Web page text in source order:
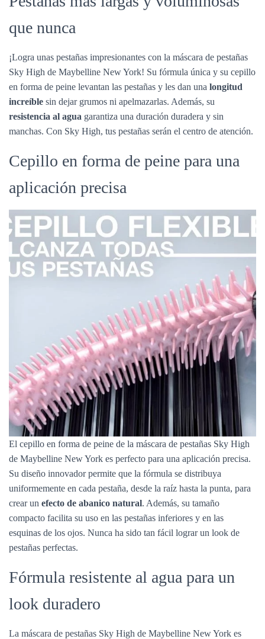
que nunca
¡Logra unas pestañas impresionantes con la máscara de pestañas
Sky High de Maybelline New York! Su fórmula única y su cepillo
en forma de peine levantan las pestañas y les dan una longitud
increíble sin dejar grumos ni apelmazarlas. Además, su
resistencia al agua garantiza una duración duradera y sin
manchas. Con Sky High, tus pestañas serán el centro de atención.
Cepillo en forma de peine para una
aplicación precisa
El cepillo en forma de peine de la máscara de pestañas Sky High
de Maybelline New York es perfecto para una aplicación precisa.
Su diseño innovador permite que la fórmula se distribuya
uniformemente en cada pestaña, desde la raíz hasta la punta, para
crear un efecto de abanico natural. Además, su tamaño
compacto facilita su uso en las pestañas inferiores y en las
esquinas de los ojos. Nunca ha sido tan fácil lograr un look de
pestañas perfectas.
Fórmula resistente al agua para un
look duradero
La máscara de pestañas Sky High de Maybelline New York es